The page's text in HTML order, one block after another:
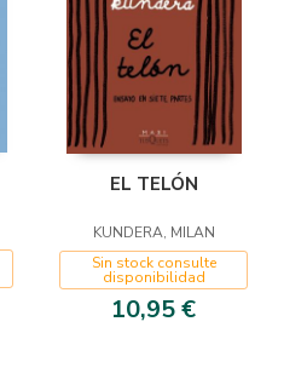
EL TELÓN
KUNDERA, MILAN
Sin stock consulte
disponibilidad
10,95 €